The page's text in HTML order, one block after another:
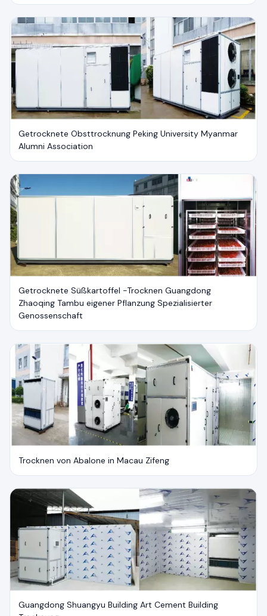
Getrocknete Obsttrocknung Peking University Myanmar
Alumni Association
Getrocknete Süßkartoffel -Trocknen Guangdong
Zhaoqing Tambu eigener Pflanzung Spezialisierter
Genossenschaft
Trocknen von Abalone in Macau Zifeng
Guangdong Shuangyu Building Art Cement Building